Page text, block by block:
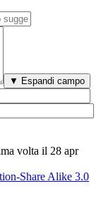
▼ Espandi campo
volta il 28 apr
Share Alike 3.0